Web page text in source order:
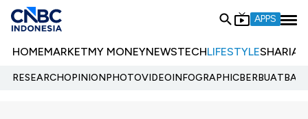
APPS
HOMEMARKETMY MONEYNEWSTECHLIFESTYLESHARIA
RESEARCHOPINIONPHOTOVIDEOINFOGRAPHIC